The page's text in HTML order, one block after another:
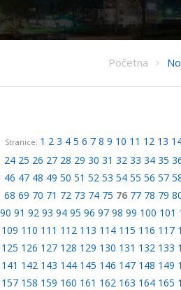
Početna
Stranice: 1 2 3 4 5 6 7 8 9 10 11 12 13
24 25 26 27 28 29 30 31 32 33 34 35
46 47 48 49 50 51 52 53 54 55 56 57
68 69 70 71 72 73 74 75 76 77 78 79
90 91 92 93 94 95 96 97 98 99 100 101
109 110 111 112 113 114 115 116 117
125 126 127 128 129 130 131 132 133
141 142 143 144 145 146 147 148 149
157 158 159 160 161 162 163 164 165